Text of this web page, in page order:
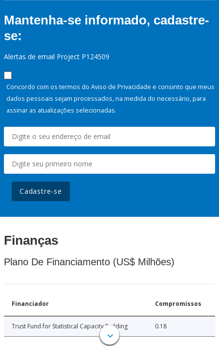
Mantenha-se informado, cadastre-
se:
Alertas de email Project P124509
Concordo com os termos do Aviso de Privacidade e consinto que meus
dados pessoais sejam processados, na medida do necessário, para
assinar as atualizações selecionadas.
Cadastre-se
Finanças
Plano De Financiamento (US$ Milhões)
Financiador Compromissos
Trust Fund for Statistical Capacity Building 0.18